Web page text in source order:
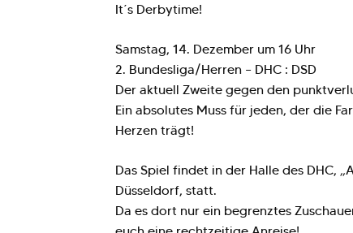
It´s Derbytime!
Samstag, 14. Dezember um 16 Uhr
2. Bundesliga/Herren – DHC : DSD
Der aktuell Zweite gegen den
Ein absolutes Muss für jeden, der die
Herzen trägt!
Das Spiel findet in der Halle des DHC,
Düsseldorf, statt.
Da es dort nur ein begrenztes